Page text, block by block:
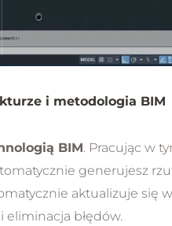
i metodologia BIM
BIM. Pracując w
generujesz
aktualizuje się
błędów.